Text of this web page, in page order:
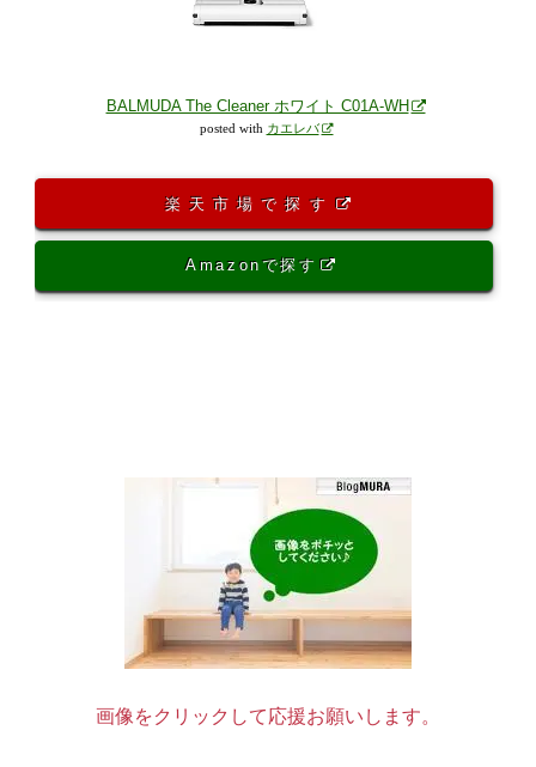
BALMUDA The Cleaner ホワイト C01A-WH
posted with カエレバ
楽天市場で探す
Amazonで探す
画像をクリックして応援お願いします。